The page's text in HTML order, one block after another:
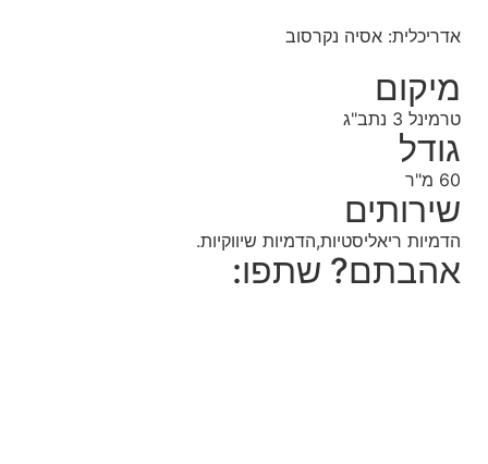
אדריכלית: אסיה נקרסוב
מיקום
טרמינל 3 נתב"ג
גודל
60 מ"ר
שירותים
הדמיות ריאליסטיות,הדמיות שיווקיות.
אהבתם? שתפו: